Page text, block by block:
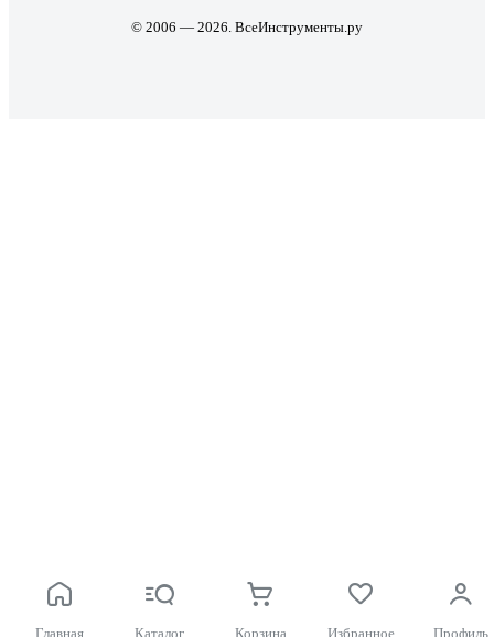
Главная Каталог Корзина Избранное Профиль
© 2006 — 2026. ВсеИнструменты.ру